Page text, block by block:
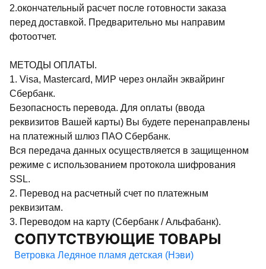
2.окончательный расчет после готовности заказа
перед доставкой. Предварительно мы направим
фотоотчет.
МЕТОДЫ ОПЛАТЫ.
1. Visa, Mastercard, МИР через онлайн эквайринг
Сбербанк.
Безопасность перевода. Для оплаты (ввода
реквизитов Вашей карты) Вы будете перенаправлены
на платежный шлюз ПАО Сбербанк.
Вся передача данных осуществляется в защищенном
режиме с использованием протокола шифрования
SSL.
2. Перевод на расчетный счет по платежным
реквизитам.
3. Переводом на карту (Сбербанк / Альфабанк).
СОПУТСТВУЮЩИЕ ТОВАРЫ
Ветровка Ледяное пламя детская (Нэви)